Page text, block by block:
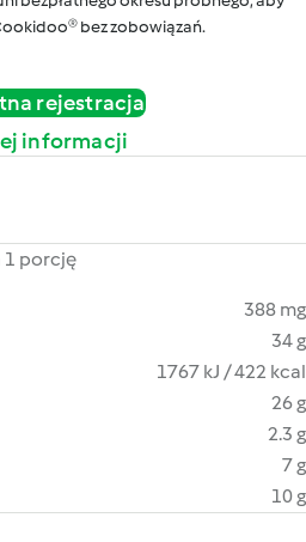
bez zobowiązań.
rejestracja
informacji
1 porcję
388 mg
34 g
1767 kJ / 422 kcal
26 g
2.3 g
7 g
10 g